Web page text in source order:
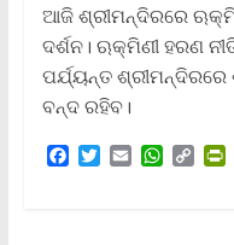
ଆଜି ଶ୍ରୀମନ୍ଦିରରେ
ଦର୍ଶନ। ଋକ୍ମିଣୀ ହରଣ
ପର୍ଯ୍ୟନ୍ତ ଶ୍ରୀମନ୍ଦିରରେ
ବନ୍ଦ ରହିବ।
F
T
E
W C